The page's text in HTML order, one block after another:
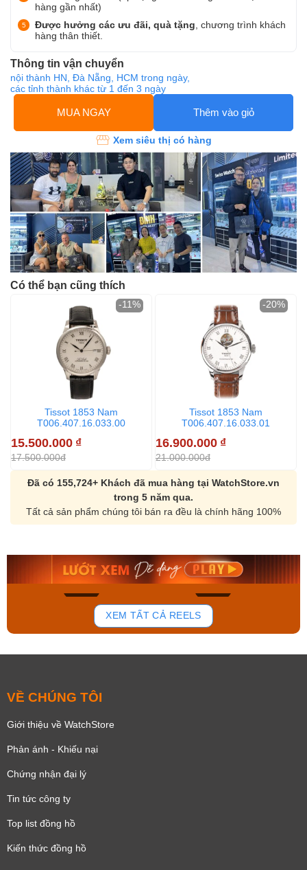
hàng gần nhất)
Được hưởng các ưu đãi, quà tặng , chương trình khách
hàng thân thiết.
Thông tin vận chuyển
nội thành HN, Đà Nẵng, HCM trong ngày,
các tỉnh thành khác từ 1 đến 3 ngày
MUA NGAY Thêm vào giỏ
Xem siêu thị có hàng
Có thể bạn cũng thích
Tissot 1853 Nam
T006.407.16.033.00
15.500.000 ₫
17.500.000đ
-11%
Tissot 1853 Nam
T006.407.16.033.01
16.900.000 ₫
21.000.000đ
-20%
Đã có 155,724+ Khách đã mua hàng tại WatchStore.vn
trong 5 năm qua.
Tất cả sản phẩm chúng tôi bán ra đều là chính hãng 100%
136
Orient Nam RA-
Mua ngay
Casio Nam MTS-
Mua ngay
XEM TẤT CẢ REELS
VỀ CHÚNG TÔI
Giới thiệu về WatchStore
Phản ánh - Khiếu nại
Chứng nhận đại lý
Tin tức công ty
Top list đồng hồ
Kiến thức đồng hồ